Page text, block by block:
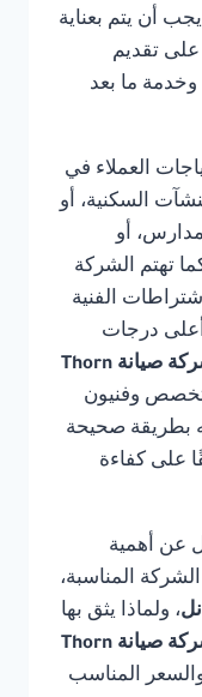
يجب أن يتم بعناية
تقديم
ما بعد
العملاء في
السكنية، أو
أو
تهتم الشركة
الفنية
أعلى درجات
شركة صيانة Thorn
وفنيون
بطريقة صحيحة
على كفاءة
عن أهمية
المناسبة،
، ولماذا يثق بها
شركة صيانة Thorn
المناسب